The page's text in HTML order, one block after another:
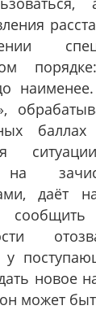
на
даёт
у
новое
может